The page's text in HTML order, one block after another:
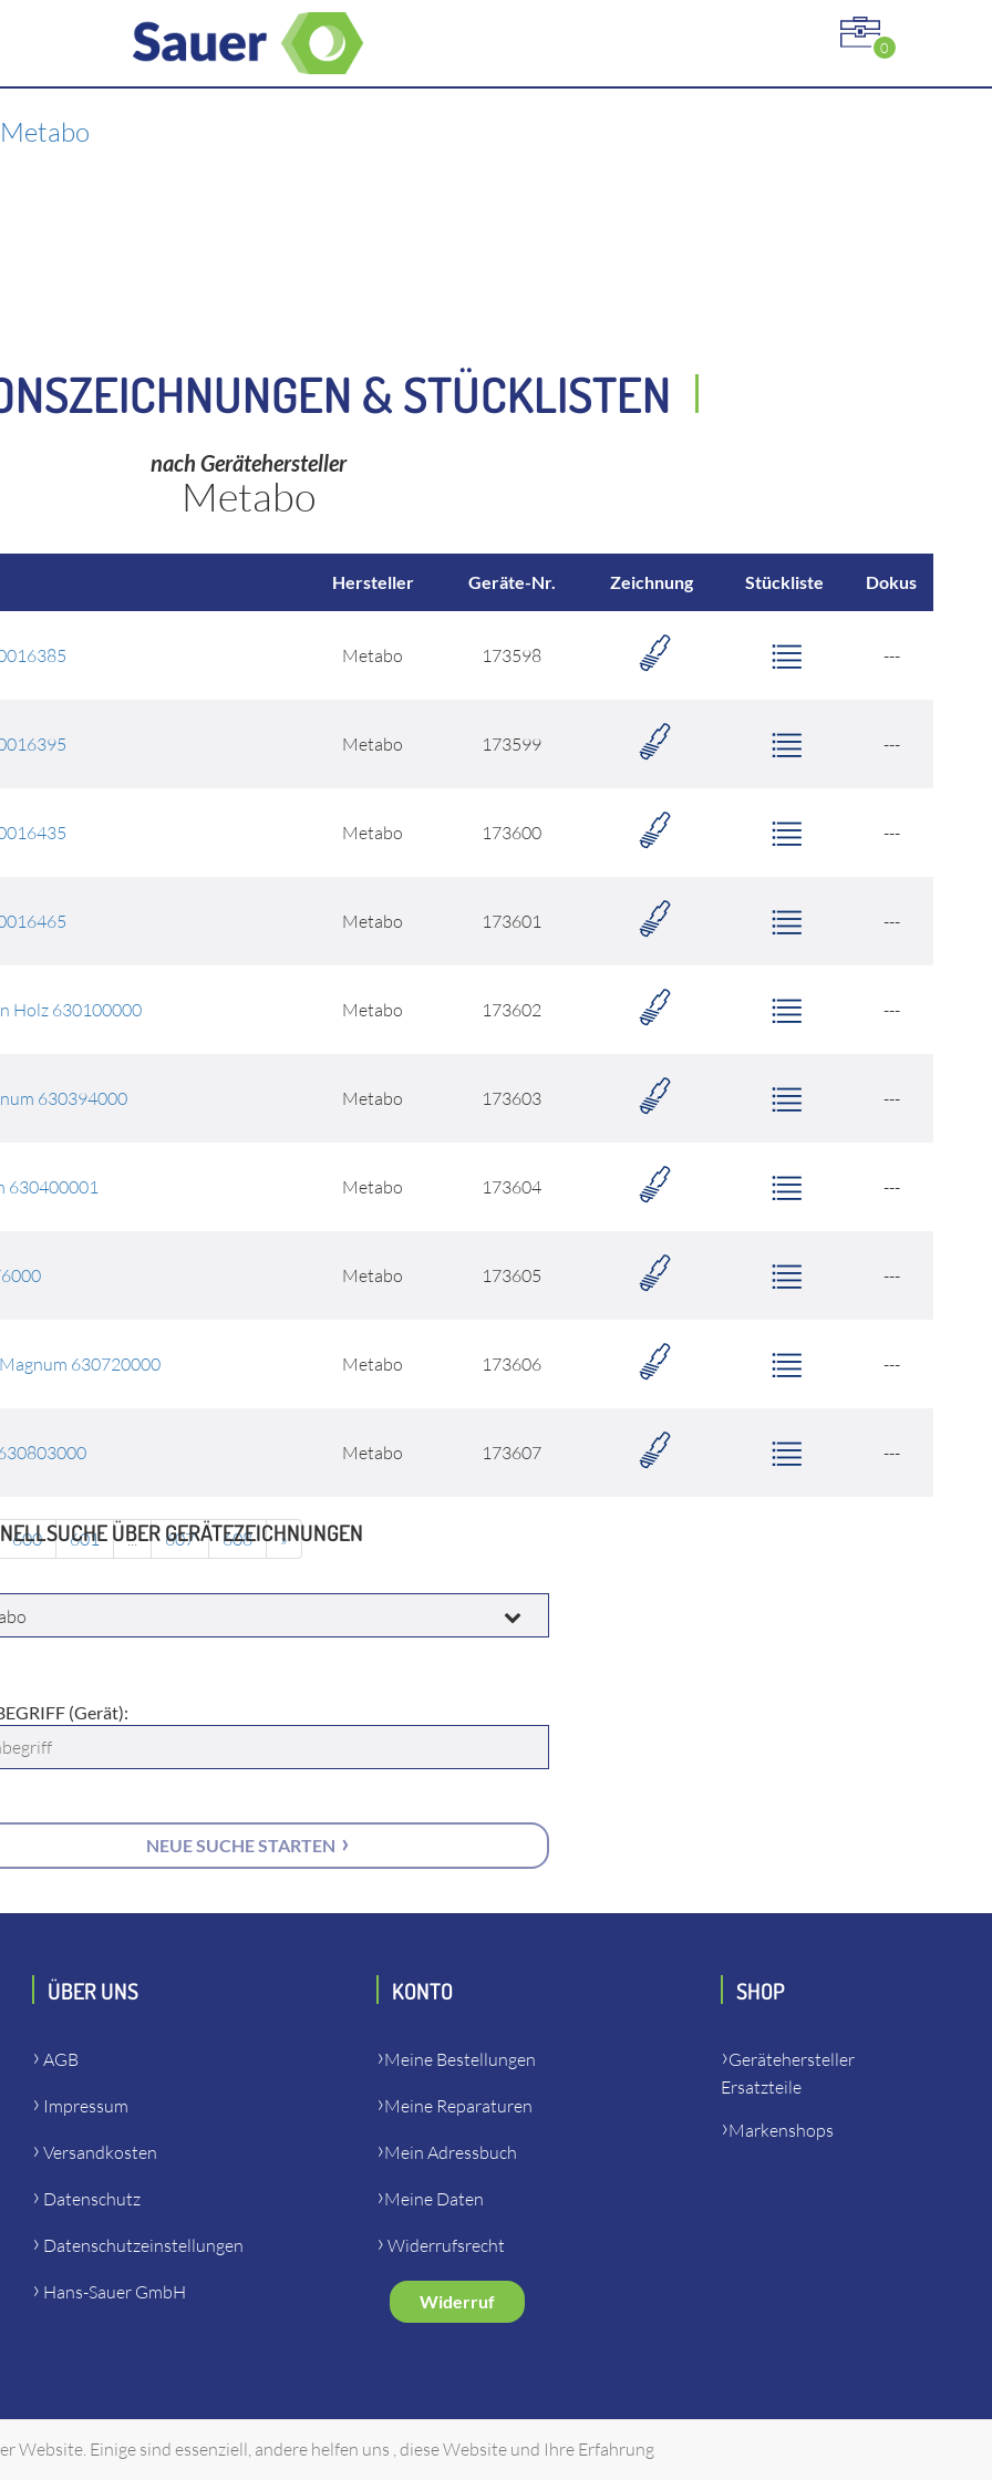
0
Metabo
& STÜCKLISTEN
nach Gerätehersteller
Metabo
Hersteller Geräte-Nr. Zeichnung Stückliste Dokus
Metabo 173598 ---
Metabo 173599 ---
Metabo 173600 ---
Metabo 173601 ---
Holz 630100000 Metabo 173602 ---
630394000 Metabo 173603 ---
630400001 Metabo 173604 ---
Metabo 173605 ---
630720000 Metabo 173606 ---
Metabo 173607 ---
600 601 ... 607 608 »
ÜBER GERÄTEZEICHNUNGEN
(Gerät):
NEUE SUCHE STARTEN
ÜBER UNS
AGB
Impressum
Versandkosten
Datenschutz
Datenschutzeinstellungen
Hans-Sauer GmbH
KONTO
Meine Bestellungen
Meine Reparaturen
Mein Adressbuch
Meine Daten
Widerrufsrecht
Widerruf
SHOP
Gerätehersteller
Ersatzteile
Markenshops
Website. Einige sind essenziell, andere helfen uns , diese Website und Ihre Erfahrung